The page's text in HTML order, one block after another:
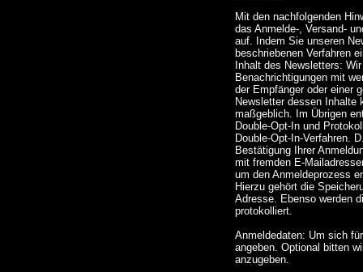
Mit den nachfolgenden
das Anmelde-, Versand-
auf. Indem Sie unseren
beschriebenen Verfahren
Inhalt des Newsletters:
Benachrichtigungen mit
der Empfänger oder einer
Newsletter dessen Inhalte
maßgeblich. Im Übrigen
Double-Opt-In und
Double-Opt-In-Verfahren.
Bestätigung Ihrer
mit fremden E-
um den Anmeldeprozess
Hierzu gehört die
Adresse. Ebenso werden
protokolliert.
Anmeldedaten: Um sich
angeben. Optional bitten
anzugeben.